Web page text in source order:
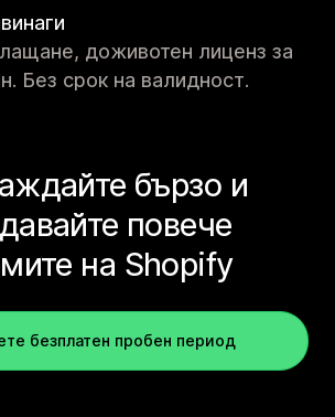
доживотен лиценз за
Без срок на валидност.
бързо и
повече
на Shopify
безплатен пробен период